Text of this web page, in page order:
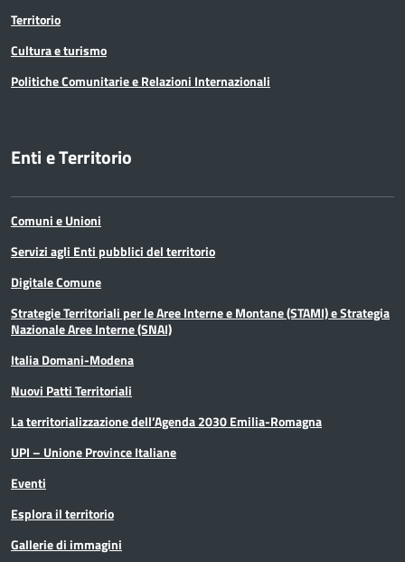
Territorio
Cultura e turismo
Politiche Comunitarie e Relazioni Internazionali
Enti e Territorio
Comuni e Unioni
Servizi agli Enti pubblici del territorio
Digitale Comune
Strategie Territoriali per le Aree Interne e Montane (STAMI) e Strategia
Nazionale Aree Interne (SNAI)
Italia Domani-Modena
Nuovi Patti Territoriali
La territorializzazione dell’Agenda 2030 Emilia-Romagna
UPI – Unione Province Italiane
Eventi
Esplora il territorio
Gallerie di immagini